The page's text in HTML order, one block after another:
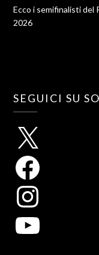
Ecco i semifinalisti del
2026
SEGUICI SU